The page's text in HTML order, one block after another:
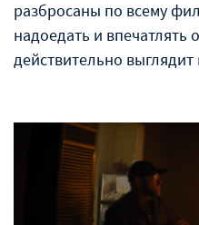
разбросаны по всему
надоедать и впечатлять
действительно